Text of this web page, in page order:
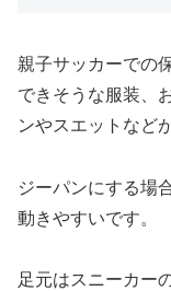
親子サッカーでの
できそうな服装、
ンやスエットなど
ジーパンにする場
動きやすいです。
足元はスニーカー